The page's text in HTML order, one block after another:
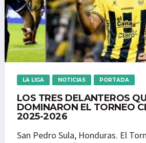
LA LIGA NOTICIAS PORTADA
LOS TRES DELANTEROS
DOMINARON EL TORNEO
2025-2026
San Pedro Sula, Honduras. El